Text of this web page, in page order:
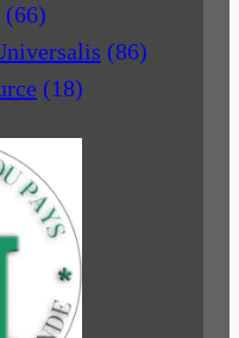
(66)
(86)
(18)